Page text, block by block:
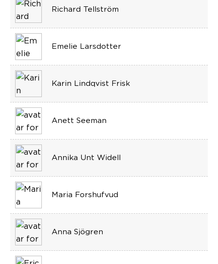
Richard Tellström
Emelie Larsdotter
Karin Lindqvist Frisk
Anett Seeman
Annika Unt Widell
Maria Forshufvud
Anna Sjögren